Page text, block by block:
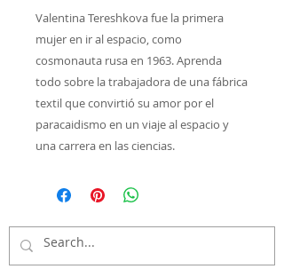
Valentina Tereshkova fue la primera
mujer en ir al espacio, como
cosmonauta rusa en 1963. Aprenda
todo sobre la trabajadora de una fábrica
textil que convirtió su amor por el
paracaidismo en un viaje al espacio y
una carrera en las ciencias.